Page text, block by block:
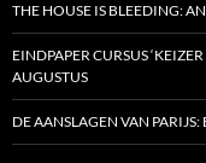
THE HOUSE IS BLEEDING:
EINDPAPER CURSUS
AUGUSTUS
DE AANSLAGEN VAN